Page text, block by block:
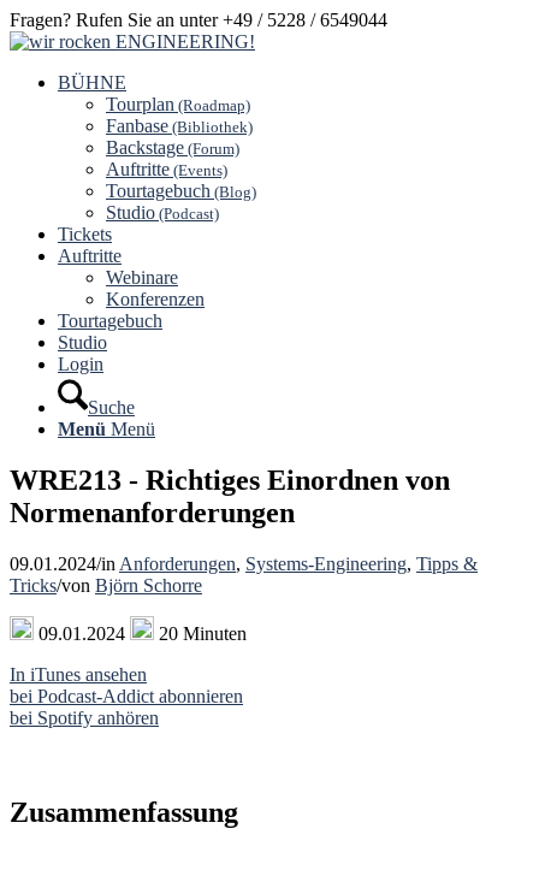
Fragen? Rufen Sie an unter +49 / 5228 / 6549044
BÜHNE
Tourplan (Roadmap)
Fanbase (Bibliothek)
Backstage (Forum)
Auftritte (Events)
Tourtagebuch (Blog)
Studio (Podcast)
Tickets
Auftritte
Webinare
Konferenzen
Tourtagebuch
Studio
Login
Suche
Menü Menü
WRE213 - Richtiges Einordnen von
Normenanforderungen
09.01.2024/in Anforderungen, Systems-Engineering, Tipps &
Tricks/von Björn Schorre
09.01.2024
20 Minuten
In iTunes ansehen
bei Podcast-Addict abonnieren
bei Spotify anhören
Zusammenfassung